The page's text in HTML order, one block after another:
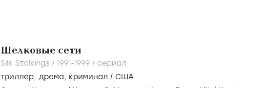
Шелковые сети
Silk Stalkings / 1991-1999 / сериал
триллер, драма, криминал / США